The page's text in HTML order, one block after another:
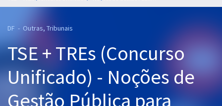
Cursos 20% OFF
Graduação
DF - Outras, Tribunais
TSE + TREs (Concurso
Unificado) - Noções de
Gestão Pública para